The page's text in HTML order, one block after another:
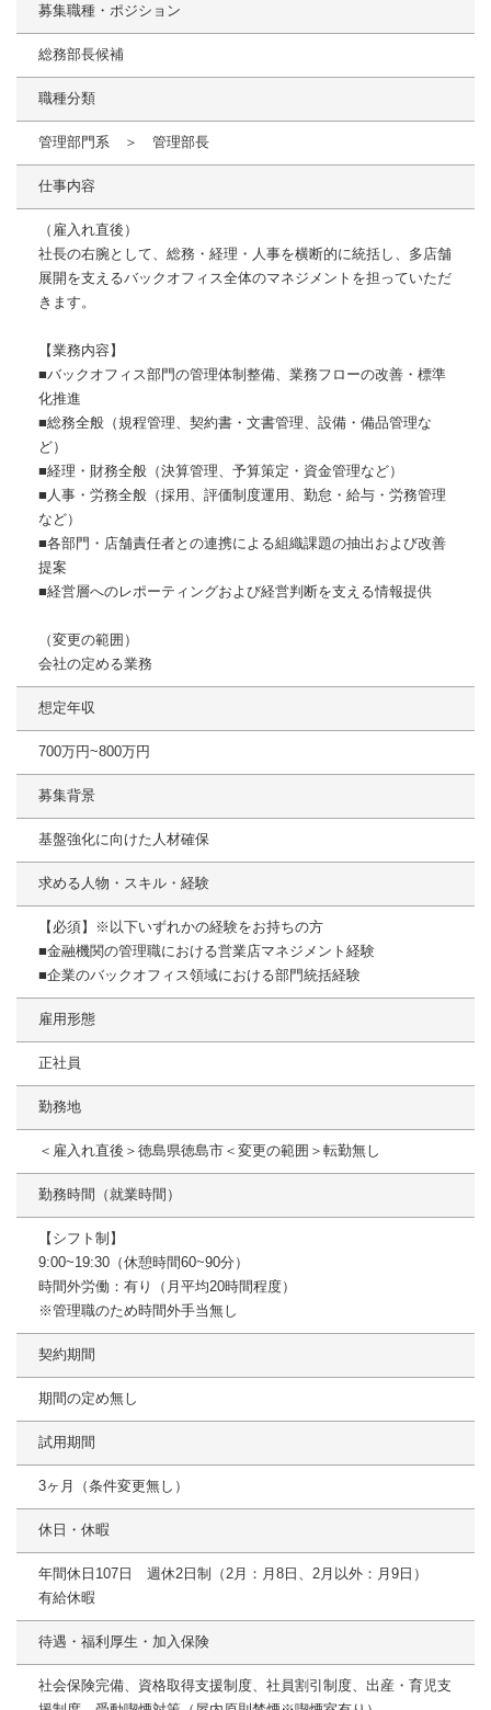
募集職種・ポジション
総務部長候補
職種分類
管理部門系 ＞ 管理部長
仕事内容
（雇入れ直後）
社長の右腕として、総務・経理・人事を横断的に統括し、多店舗
展開を支えるバックオフィス全体のマネジメントを担っていただ
きます。
【業務内容】
■バックオフィス部門の管理体制整備、業務フローの改善・標準
化推進
■総務全般（規程管理、契約書・文書管理、設備・備品管理な
ど）
■経理・財務全般（決算管理、予算策定・資金管理など）
■人事・労務全般（採用、評価制度運用、勤怠・給与・労務管理
など）
■各部門・店舗責任者との連携による組織課題の抽出および改善
提案
■経営層へのレポーティングおよび経営判断を支える情報提供
（変更の範囲）
会社の定める業務
想定年収
700万円~800万円
募集背景
基盤強化に向けた人材確保
求める人物・スキル・経験
【必須】※以下いずれかの経験をお持ちの方
■金融機関の管理職における営業店マネジメント経験
■企業のバックオフィス領域における部門統括経験
雇用形態
正社員
勤務地
＜雇入れ直後＞徳島県徳島市＜変更の範囲＞転勤無し
勤務時間（就業時間）
【シフト制】
9:00~19:30（休憩時間60~90分）
時間外労働：有り（月平均20時間程度）
※管理職のため時間外手当無し
契約期間
期間の定め無し
試用期間
3ヶ月（条件変更無し）
休日・休暇
年間休日107日 週休2日制（2月：月8日、2月以外：月9日）
有給休暇
待遇・福利厚生・加入保険
社会保険完備、資格取得支援制度、社員割引制度、出産・育児支